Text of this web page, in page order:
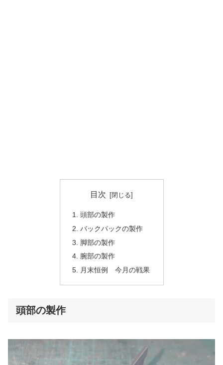
目次
頭部の製作
バックパックの製作
脚部の製作
腕部の製作
月末恒例 今月の戦果
頭部の製作